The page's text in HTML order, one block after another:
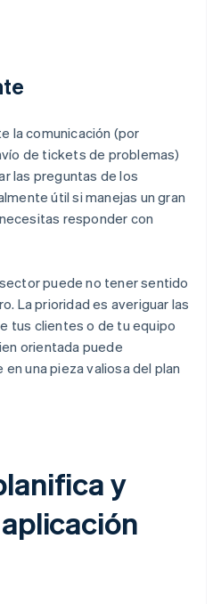
la comunicación (por
de tickets de problemas)
las preguntas de los
útil si manejas un gran
responder con
puede no tener sentido
La prioridad es averiguar las
tus clientes o de tu equipo
orientada puede
una pieza valiosa del plan
y